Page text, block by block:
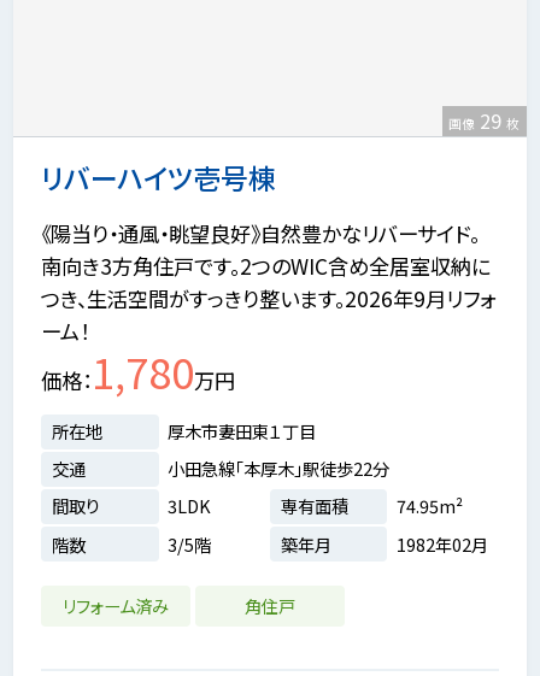
リバーハイツ壱号棟
画像 29 枚
《陽当り・通風・眺望良好》自然豊かなリバーサイド。
南向き3方角住戸です。2つのWIC含め全居室収納に
つき、生活空間がすっきり整います。2026年9月リフォ
ーム！
価格 1,780万円
所在地
厚木市妻田東１丁目
交通
小田急線「本厚木」駅徒歩22分
間取り
3LDK 専有面積
74.95m²
階数
3/5階 築年月 1982年02月
リフォーム済み 角住戸